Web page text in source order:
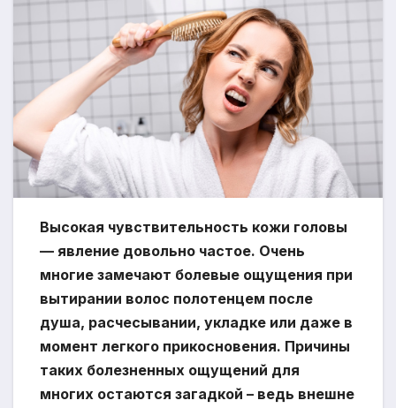
Высокая чувствительность кожи головы
— явление довольно частое. Очень
многие замечают болевые ощущения при
вытирании волос полотенцем после
душа, расчесывании, укладке или даже в
момент легкого прикосновения. Причины
таких болезненных ощущений для
многих остаются загадкой – ведь внешне